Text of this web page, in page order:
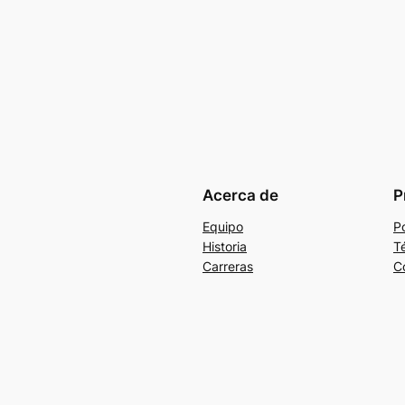
Acerca de
Equipo
Historia
Carreras